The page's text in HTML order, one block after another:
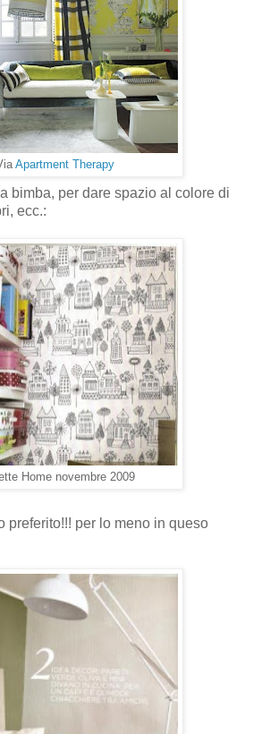
Apartment Therapy
bimba, per dare spazio al colore di
ecc.:
Home novembre 2009
preferito!!! per lo meno in queso